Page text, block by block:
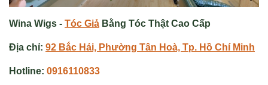
Wina Wigs - Tóc Giả Bằng Tóc Thật Cao Cấp
Địa chỉ: 92 Bắc Hải, Phường Tân Hoà, Tp. Hồ Chí Minh
Hotline: 0916110833